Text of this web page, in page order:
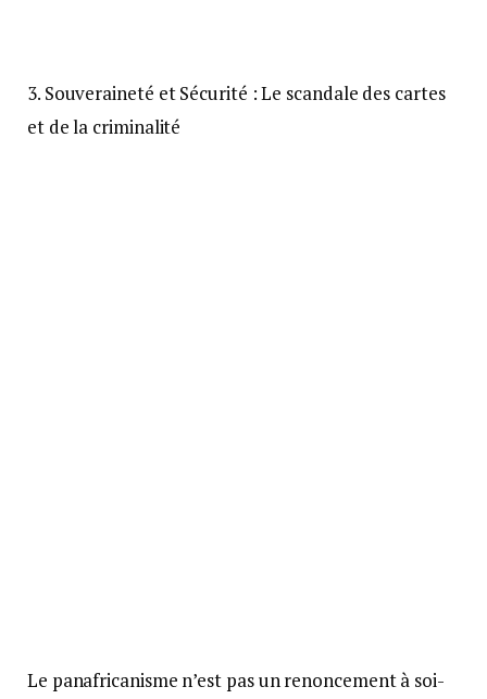
3. Souveraineté et Sécurité : Le scandale des cartes
et de la criminalité
Le panafricanisme n’est pas un renoncement à soi-